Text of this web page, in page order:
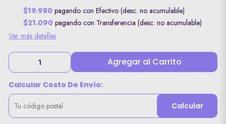
$19.980 pagando con Efectivo (desc. no acumulable)
$21.090 pagando con Transferencia (desc. no acumulable)
Ver más detalles
Agregar al Carrito
Calcular Costo De Envío:
Calcular